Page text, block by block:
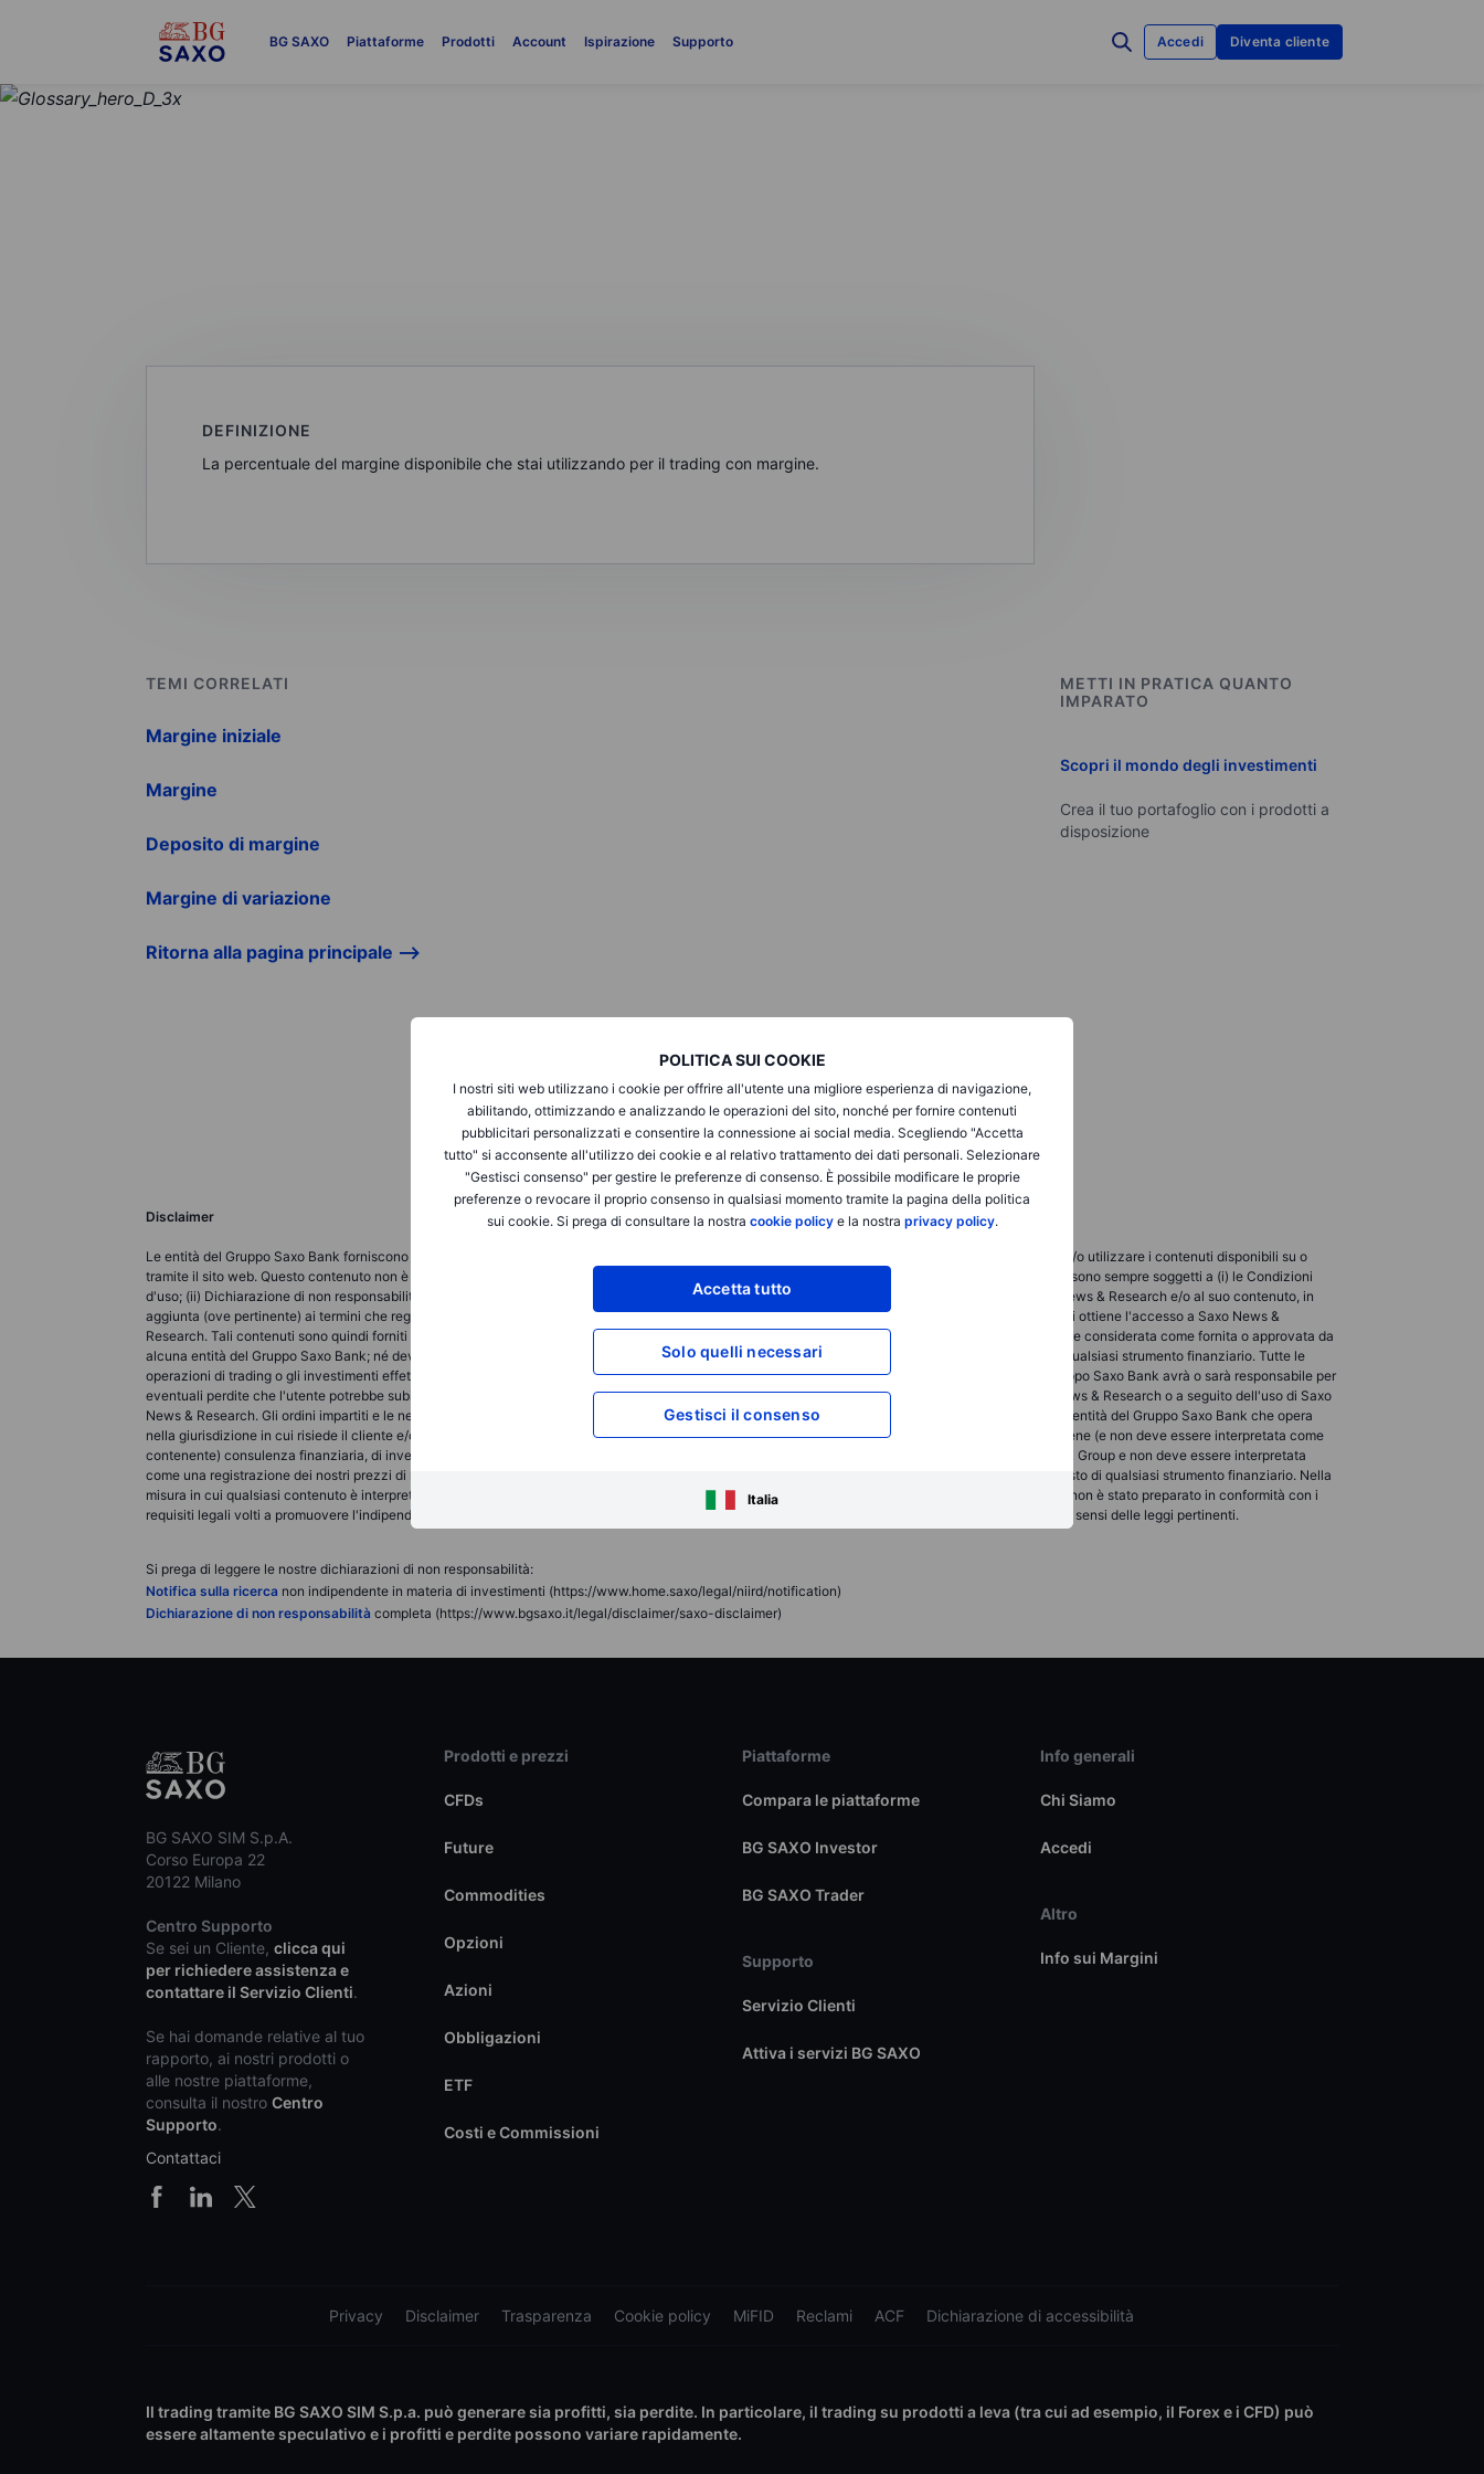
BG SAXO Piattaforme Prodotti Account Ispirazione Supporto Accedi Diventa cliente
POLITICA SUI COOKIE
I nostri siti web utilizzano i cookie per offrire all'utente una migliore esperienza di navigazione,
abilitando, ottimizzando e analizzando le operazioni del sito, nonché per fornire contenuti
pubblicitari personalizzati e consentire la connessione ai social media. Scegliendo "Accetta
tutto" si acconsente all'utilizzo dei cookie e al relativo trattamento dei dati personali. Selezionare
"Gestisci consenso" per gestire le preferenze di consenso. È possibile modificare le proprie
preferenze o revocare il proprio consenso in qualsiasi momento tramite la pagina della politica
sui cookie. Si prega di consultare la nostra cookie policye la nostra privacy policy.
Accetta tutto
Solo quelli necessari
Gestisci il consenso
Italia
DEFINIZIONE
La percentuale del margine disponibile che stai utilizzando per il trading con margine.
TEMI CORRELATI
Margine iniziale
Margine
Deposito di margine
Margine di variazione
Ritorna alla pagina principale -->
METTI IN PRATICA QUANTO
IMPARATO
Scopri il mondo degli investimenti
Crea il tuo portafoglio con i prodotti a
disposizione
Disclaimer
Le entità del Gruppo Saxo Bank forniscono ciascuna un servizio di sola esecuzione e l'accesso all'Analisi, consentendo a una persona di visualizzare e/o utilizzare i contenuti disponibili su o
tramite il sito web. Questo contenuto non è destinato a modificare o espandere il servizio di sola esecuzione, e non lo espande. Tale accesso e utilizzo sono sempre soggetti a (i) le Condizioni
d'uso; (ii) Dichiarazione di non responsabilità completa; (iii) l'Avvertenza sui rischi; (iv) le Regole di Ingaggio e (v) le Comunicazioni applicabili a Saxo News & Research e/o al suo contenuto, in
aggiunta (ove pertinente) ai termini che regolano l'uso dei collegamenti ipertestuali sul sito web di un membro del Gruppo Saxo Bank attraverso i quali si ottiene l'accesso a Saxo News &
Research. Tali contenuti sono quindi forniti come nient'altro che informazioni. In particolare, nessuna consulenza è destinata a essere fornita o ad essere considerata come fornita o approvata da
alcuna entità del Gruppo Saxo Bank; né deve essere interpretato come una sollecitazione o un incentivo fornito a sottoscrivere, vendere o acquistare qualsiasi strumento finanziario. Tutte le
operazioni di trading o gli investimenti effettuati devono essere conformi alla propria decisione autonoma e informata. Pertanto, nessuna entità del Gruppo Saxo Bank avrà o sarà responsabile per
eventuali perdite che l'utente potrebbe subire a seguito di qualsiasi decisione di investimento presa sulla base delle informazioni disponibili su Saxo News & Research o a seguito dell'uso di Saxo
News & Research. Gli ordini impartiti e le negoziazioni effettuate sono considerati destinati ad essere impartiti o effettuati per conto del cliente presso l'entità del Gruppo Saxo Bank che opera
nella giurisdizione in cui risiede il cliente e/o presso la quale il cliente ha aperto e mantiene il proprio conto di trading. Saxo News & Research non contiene (e non deve essere interpretata come
contenente) consulenza finanziaria, di investimento, fiscale o di trading o consulenza di qualsiasi tipo offerta, raccomandata o approvata da Saxo Bank Group e non deve essere interpretata
come una registrazione dei nostri prezzi di negoziazione, o come un'offerta, un incentivo o una sollecitazione per la sottoscrizione, la vendita o l'acquisto di qualsiasi strumento finanziario. Nella
misura in cui qualsiasi contenuto è interpretato come ricerca di investimento, è necessario notare e accettare che il contenuto non è stato concepito e non è stato preparato in conformità con i
requisiti legali volti a promuovere l'indipendenza della ricerca di investimento e, in quanto tale, sarebbe considerato una comunicazione di marketing ai sensi delle leggi pertinenti.
Si prega di leggere le nostre dichiarazioni di non responsabilità:
Notifica sulla ricerca non indipendente in materia di investimenti (https://www.home.saxo/legal/niird/notification)
Dichiarazione di non responsabilità completa (https://www.bgsaxo.it/legal/disclaimer/saxo-disclaimer)
BG SAXO SIM S.p.A.
Corso Europa 22
20122 Milano
Centro Supporto
Se sei un Cliente, clicca qui
per richiedere assistenza e
contattare il Servizio Clienti.
Se hai domande relative al tuo
rapporto, ai nostri prodotti o
alle nostre piattaforme,
consulta il nostro Centro
Supporto.
Contattaci
Prodotti e prezzi
CFDs
Future
Commodities
Opzioni
Azioni
Obbligazioni
ETF
Costi e Commissioni
Piattaforme
Compara le piattaforme
BG SAXO Investor
BG SAXO Trader
Supporto
Servizio Clienti
Attiva i servizi BG SAXO
Info generali
Chi Siamo
Accedi
Altro
Info sui Margini
Privacy Disclaimer Trasparenza Cookie policy MiFID Reclami ACF Dichiarazione di accessibilità
Il trading tramite BG SAXO SIM S.p.a. può generare sia profitti, sia perdite. In particolare, il trading su prodotti a leva (tra cui ad esempio, il Forex e i CFD) può
essere altamente speculativo e i profitti e perdite possono variare rapidamente.